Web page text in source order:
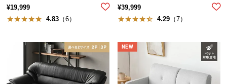
¥19,999
4.83 （6）
¥39,999
4.29 （7）
NEW